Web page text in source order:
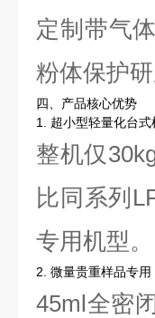
定制带气
粉体保护研
四、产品核心优势
1. 超小型轻量化台
整机仅
比同系列
专用机型。
2. 微量贵重样品专
45ml全密